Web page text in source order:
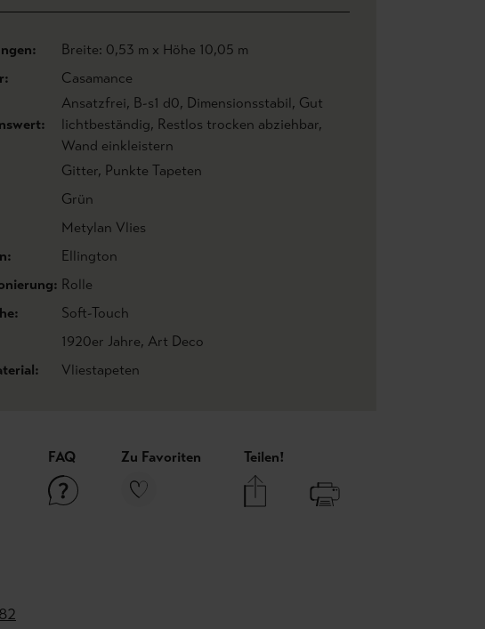
Breite: 0,53 m x Höhe 10,05 m
Casamance
Ansatzfrei, B-s1 d0, Dimensionsstabil, Gut
lichtbeständig, Restlos trocken abziehbar,
Wand einkleistern
Gitter, Punkte Tapeten
Grün
Metylan Vlies
Ellington
Rolle
Soft-Touch
1920er Jahre, Art Deco
Vliestapeten
FAQ Zu Favoriten Teilen!